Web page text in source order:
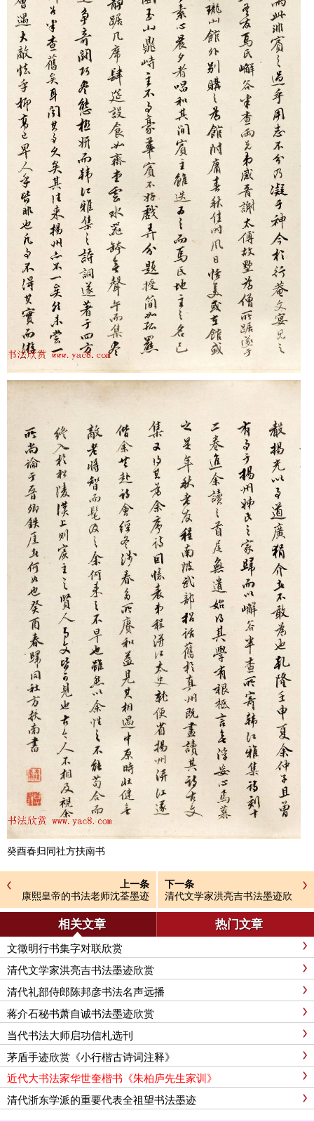
癸酉春归同社方扶南书
上一条
康熙皇帝的书法老师沈荃墨迹
欣赏
下一条
清代文学家洪亮吉书法墨迹欣
赏
相关文章 热门文章
文徵明行书集字对联欣赏
清代文学家洪亮吉书法墨迹欣赏
清代礼部侍郎陈邦彦书法名声远播
蒋介石秘书萧自诚书法墨迹欣赏
当代书法大师启功信札选刊
茅盾手迹欣赏《小行楷古诗词注释》
近代大书法家华世奎楷书《朱柏庐先生家训》
清代浙东学派的重要代表全祖望书法墨迹